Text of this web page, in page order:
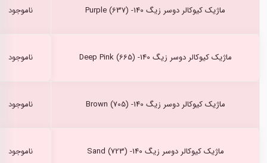
ماژیک کیوکالر دوسر زیگ Purple (637) -140 ناموجود
ماژیک کیوکالر دوسر زیگ Deep Pink (665) -140 ناموجود
ماژیک کیوکالر دوسر زیگ Brown (705) -140 ناموجود
ماژیک کیوکالر دوسر زیگ Sand (723) -140 ناموجود